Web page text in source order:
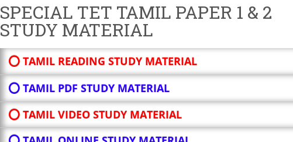
SPECIAL TET TAMIL PAPER 1 & 2
STUDY MATERIAL
⭕ TAMIL READING STUDY MATERIAL
⭕ TAMIL PDF STUDY MATERIAL
⭕ TAMIL VIDEO STUDY MATERIAL